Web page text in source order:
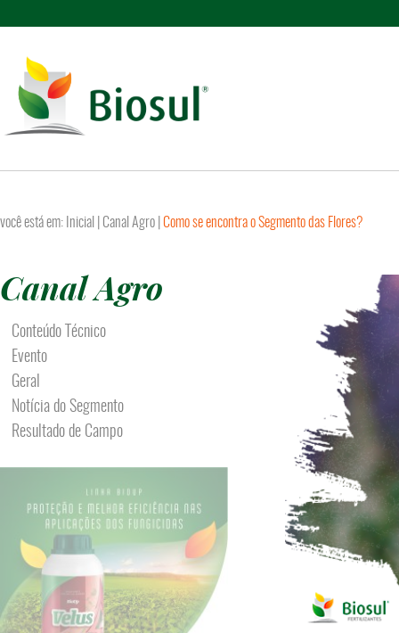
você está em: Inicial Canal Agro Como se encontra o Segmento das Flores?
Canal Agro
Conteúdo Técnico
Evento
Geral
Notícia do Segmento
Resultado de Campo